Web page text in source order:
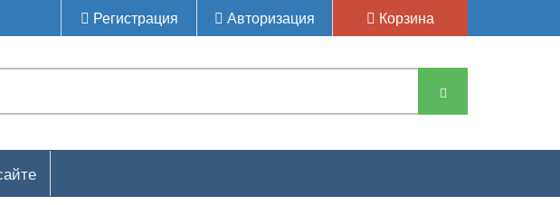
Регистрация Авторизация Корзина